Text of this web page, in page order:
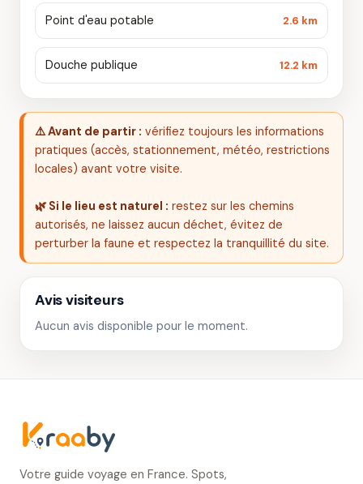
Point d'eau potable 2.6 km
Douche publique 12.2 km
⚠️ Avant de partir : vérifiez toujours les informations
pratiques (accès, stationnement, météo, restrictions
locales) avant votre visite.
🌿 Si le lieu est naturel : restez sur les chemins
autorisés, ne laissez aucun déchet, évitez de
perturber la faune et respectez la tranquillité du site.
Avis visiteurs
Aucun avis disponible pour le moment.
Votre guide voyage en France. Spots,